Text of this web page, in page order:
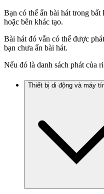
Bạn có thể ẩn bài hát trong
hoặc bên khác tạo.
Bài hát đó vẫn có thể được
bạn chưa ẩn bài hát.
Nếu đó là danh sách phát của
Thiết bị di động và máy